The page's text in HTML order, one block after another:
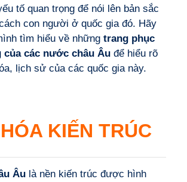
tố quan trọng để nói lên bản sắc
con người ở quốc gia đó. Hãy
tìm hiểu về những trang phục
của các nước châu Âu để hiểu rõ
lịch sử của các quốc gia này.
KIẾN TRÚC
Âu là nền kiến trúc được hình